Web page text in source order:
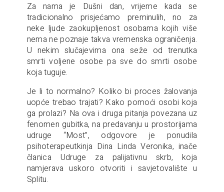
Za nama je Dušni dan, vrijeme kada se
tradicionalno prisjećamo preminulih, no za
neke ljude zaokupljenost osobama kojih više
nema ne poznaje takva vremenska ograničenja.
U nekim slučajevima ona seže od trenutka
smrti voljene osobe pa sve do smrti osobe
koja tuguje.
Je li to normalno? Koliko bi proces žalovanja
uopće trebao trajati? Kako pomoći osobi koja
ga prolazi? Na ova i druga pitanja povezana uz
fenomen gubitka, na predavanju u prostorijama
udruge “Most”, odgovore je ponudila
psihoterapeutkinja Dina Linda Veronika, inače
članica Udruge za palijativnu skrb, koja
namjerava uskoro otvoriti i savjetovalište u
Splitu.